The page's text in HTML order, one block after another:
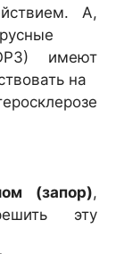
А,
имеют
на
(запор),
эту